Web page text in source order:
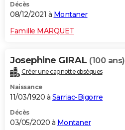
Décès
08/12/2021 à Montaner
Famille MARQUET
Josephine GIRAL (100 ans)
Créer une cagnotte obsèques
Naissance
11/03/1920 à Sarriac-Bigorre
Décès
03/05/2020 à Montaner